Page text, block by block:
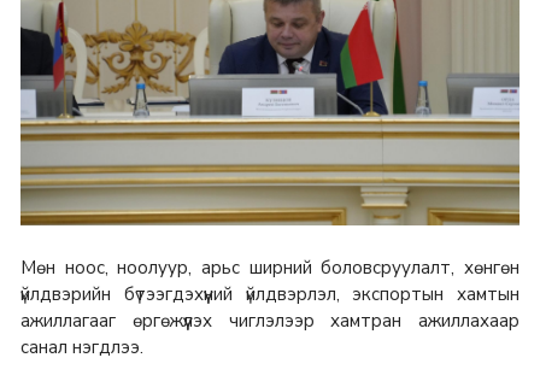
Мөн ноос, ноолуур, арьс ширний боловсруулалт, хөнгөн
үйлдвэрийн бүтээгдэхүүний үйлдвэрлэл, экспортын хамтын
ажиллагааг өргөжүүлэх чиглэлээр хамтран ажиллахаар
санал нэгдлээ.